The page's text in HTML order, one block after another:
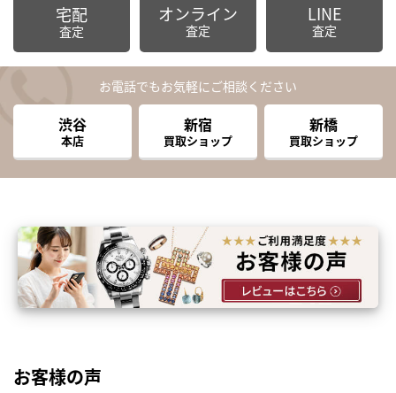
宅配
査定
オンライン
査定
LINE
査定
お電話でもお気軽にご相談ください
渋谷
本店
新宿
買取ショップ
新橋
買取ショップ
お客様の声